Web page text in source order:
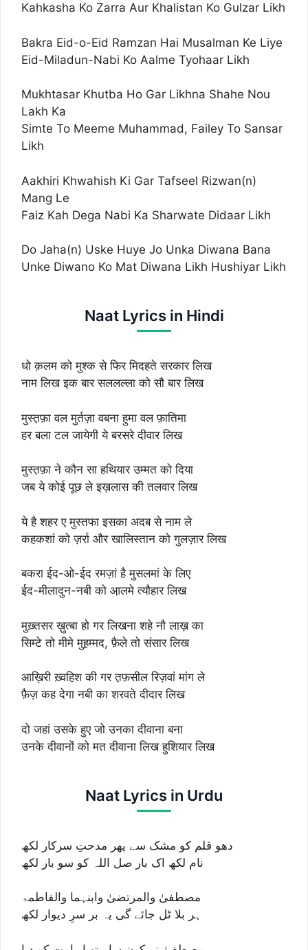
Kahkasha Ko Zarra Aur Khalistan Ko Gulzar Likh
Bakra Eid-o-Eid Ramzan Hai Musalman Ke Liye
Eid-Miladun-Nabi Ko Aalme Tyohaar Likh
Mukhtasar Khutba Ho Gar Likhna Shahe Nou
Lakh Ka
Simte To Meeme Muhammad, Failey To Sansar
Likh
Aakhiri Khwahish Ki Gar Tafseel Rizwan(n)
Mang Le
Faiz Kah Dega Nabi Ka Sharwate Didaar Likh
Do Jaha(n) Uske Huye Jo Unka Diwana Bana
Unke Diwano Ko Mat Diwana Likh Hushiyar Likh
Naat Lyrics in Hindi
धो क़लम को मुश्क से फिर मिदहते सरकार लिख
नाम लिख इक बार सललल्ला को सौ बार लिख
मुस्त़फ़ा वल मुर्तज़ा वबना हुमा वल फ़ातिमा
हर बला टल जायेगी ये बरसरे दीवार लिख
मुस्त़फ़ा ने कौन सा हथियार उम्मत को दिया
जब ये कोई पूछ ले इख़लास की तलवार लिख
ये है शहर ए मुस्तफा इसका अदब से नाम ले
कहकशां को ज़र्रा और खालिस्तान को गुलज़ार लिख
बकरा ईद-ओ-ईद रमज़ां है मुसलमां के लिए
ईद-मीलादुन-नबी को आ़लमे त्यौहार लिख
मुख़्तसर ख़ुत्बा हो गर लिखना शहे नौ लाख़ का
सिम्टे तो मीमे मुह़़म्मद, फ़ैले तो संसार लिख
आख़िरी ख़्वहिश की गर त़फ़सील रिज़वां मांग ले
फ़ैज़ कह देगा नबी का शरवते दीदार लिख
दो जहां उसके हुए जो उनका दीवाना बना
उनके दीवानों को मत दीवाना लिख हुशियार लिख
Naat Lyrics in Urdu
دھو قلم کو مشک سے پھر مدحتِ سرکار لکھ
نام لکھ اک بار صل اللہ کو سو بار لکھ
مصطفیٰ والمرتضیٰ وابنہما والفاطمۃ
ہر بلا ٹل جائے گی یہ بر سرِ دیوار لکھ